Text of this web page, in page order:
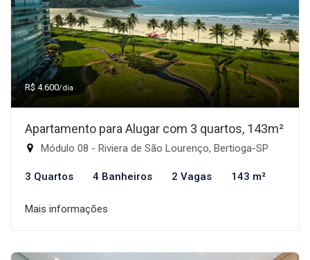
R$ 4.600/dia
Apartamento para Alugar com 3 quartos, 143m²
Módulo 08 - Riviera de São Lourenço, Bertioga-SP
3 Quartos 4 Banheiros 2 Vagas 143 m²
Mais informações